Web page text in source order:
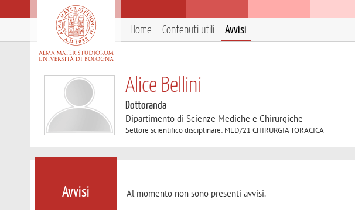
Home Contenuti utili Avvisi
Alice Bellini
Dottoranda
Dipartimento di Scienze Mediche e Chirurgiche
Settore scientifico disciplinare: MED/21 CHIRURGIA TORACICA
Avvisi Al momento non sono presenti avvisi.